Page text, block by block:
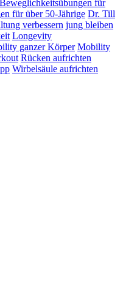
Beweglichkeitsübungen für
für über 50-Jährige Dr. Till
verbessern jung bleiben
Longevity
ganzer Körper Mobility
Rücken aufrichten
Wirbelsäule aufrichten